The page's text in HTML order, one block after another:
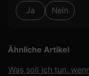
Ja
Nein
Ähnliche Artikel
Was soll ich tun,